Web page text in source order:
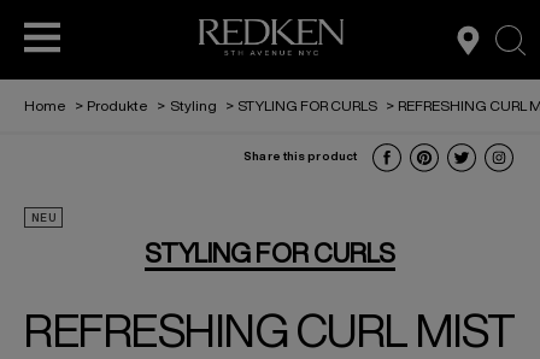
Home > Produkte > Styling > STYLING FOR CURLS > REFRESHING CURL
Share this product
NEU
STYLING FOR CURLS
REFRESHING CURL MIST